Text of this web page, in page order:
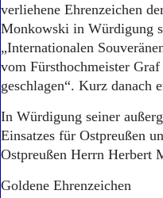
verliehene Ehrenzeichen
Monkowski in Würdigung
„Internationalen
vom Fürsthochmeister
geschlagen“. Kurz danach
In Würdigung seiner
Einsatzes für Ostpreußen
Ostpreußen Herrn Herbert
Goldene Ehrenzeichen